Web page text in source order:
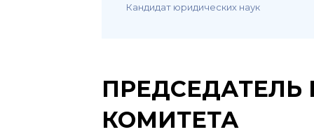
Кандидат юридических наук
КОМИТЕТА